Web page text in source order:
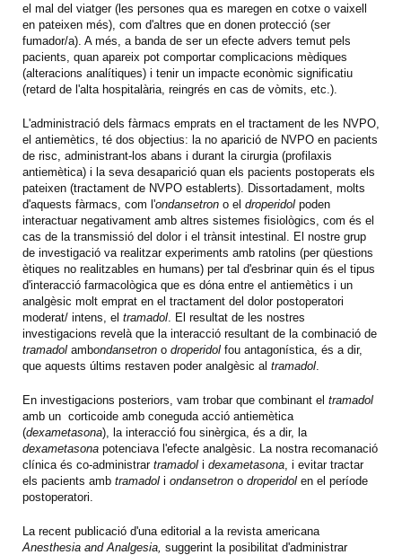
el mal del viatger (les persones qua es maregen en cotxe o vaixell
en pateixen més), com d'altres que en donen protecció (ser
fumador/a). A més, a banda de ser un efecte advers temut pels
pacients, quan apareix pot comportar complicacions mèdiques
(alteracions analítiques) i tenir un impacte econòmic significatiu
(retard de l'alta hospitalària, reingrés en cas de vòmits, etc.).
L'administració dels fàrmacs emprats en el tractament de les NVPO,
el antiemètics, té dos objectius: la no aparició de NVPO en pacients
de risc, administrant-los abans i durant la cirurgia (profilaxis
antiemètica) i la seva desaparició quan els pacients postoperats els
pateixen (tractament de NVPO establerts). Dissortadament, molts
d'aquests fàrmacs, com l'ondansetron o el droperidol poden
interactuar negativament amb altres sistemes fisiològics, com és el
cas de la transmissió del dolor i el trànsit intestinal. El nostre grup
de investigació va realitzar experiments amb ratolins (per qüestions
ètiques no realitzables en humans) per tal d'esbrinar quin és el tipus
d'interacció farmacològica que es dóna entre el antiemètics i un
analgèsic molt emprat en el tractament del dolor postoperatori
moderat/ intens, el tramadol . El resultat de les nostres
investigacions revelà que la interacció resultant de la combinació de
tramadol ambondansetron o droperidol fou antagonística, és a dir,
que aquests últims restaven poder analgèsic al tramadol
En investigacions posteriors, vam trobar que combinant el tramadol
amb un corticoide amb coneguda acció antiemètica
(dexametasona), la interacció fou sinèrgica, és a dir, la
dexametasona potenciava l'efecte analgèsic. La nostra recomanació
clínica és co-administrar tramadol i dexametasona , i evitar tractar
els pacients amb tramadol i ondansetron o droperidol en el període
postoperatori.
La recent publicació d'una editorial a la revista americana
Anesthesia and Analgesia, suggerint la posibilitat d'administrar